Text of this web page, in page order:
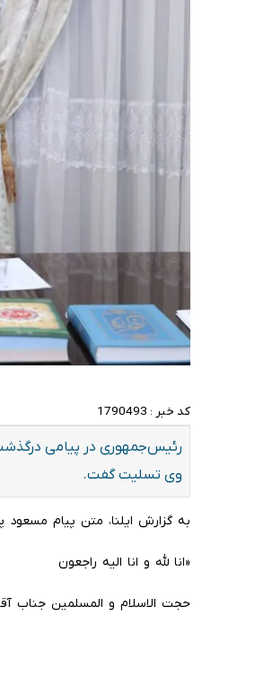
کد خبر : 1790493
رئیس‌جمهوری در پیامی
وی تسلیت گفت.
به گزارش ایلنا، متن پیام
«انا لله و انا الیه راجعون
حجت الاسلام و المسلمین جناب